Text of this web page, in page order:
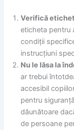
Verifică
eticheta pentru
condiții
instrucțiuni
Nu le lăsa la
ar trebui
accesibil
pentru
dăunătoare
de persoane